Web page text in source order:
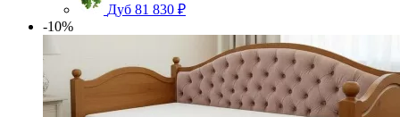
Дуб 81 830 ₽
-10%